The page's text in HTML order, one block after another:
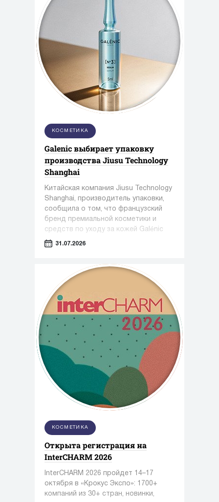
КОСМЕТИКА
Galenic выбирает упаковку
производства Jiusu Technology
Shanghai
Китайская компания Jiusu Technology
Shanghai, производитель упаковки,
сообщила о том, что французский
бренд премиальной косметики и
средств по уходу за кожей Galénic
выбрал высокоточную упаковку для
31.07.2026
КОСМЕТИКА
Открыта регистрация на
InterCHARM 2026
InterCHARM 2026 пройдет 14–17
октября в «Крокус Экспо»: 1700+
компаний из 30+ стран, новинки,